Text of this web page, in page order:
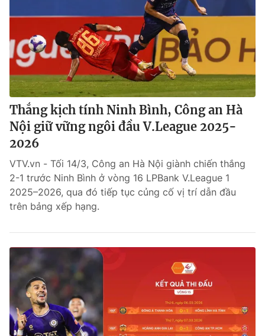
Thắng kịch tính Ninh Bình, Công an Hà
Nội giữ vững ngôi đầu V.League 2025-
2026
VTV.vn - Tối 14/3, Công an Hà Nội giành chiến thắng
2-1 trước Ninh Bình ở vòng 16 LPBank V.League 1
2025–2026, qua đó tiếp tục củng cố vị trí dẫn đầu
trên bảng xếp hạng.